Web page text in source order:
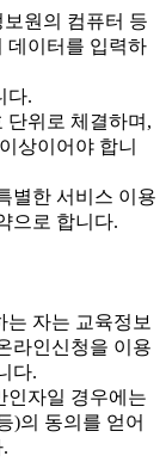
원의 컴퓨터 등
데이터를 입력하
다.
위로 체결하며,
상이어야 합니
별한 서비스 이용
으로 합니다.
자는 교육정보
라인신청을 이용
다.
자일 경우에는
)의 동의를 얻어